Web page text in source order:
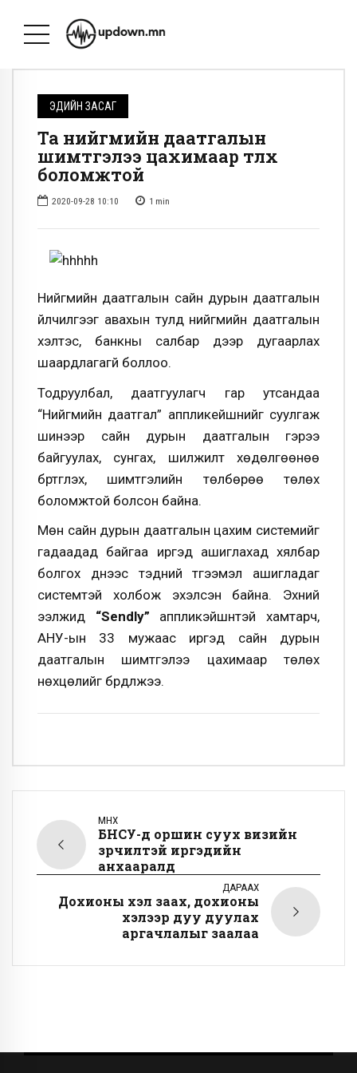
ЭДИЙН ЗАСАГ
Та нийгмийн даатгалын
шимтгэлээ цахимаар төлөх
боломжтой
2020-09-28 10:10 1 min
Нийгмийн даатгалын сайн дурын даатгалын
үйлчилгээг авахын тулд нийгмийн даатгалын
хэлтэс, банкны салбар дээр дугаарлах
шаардлагагүй боллоо.
Тодруулбал, даатгуулагч гар утсандаа
“Нийгмийн даатгал” аппликейшнийг суулгаж
шинээр сайн дурын даатгалын гэрээ
байгуулах, сунгах, шилжилт хөдөлгөөнөө
бүртгүүлэх, шимтгэлийн төлбөрөө төлөх
боломжтой болсон байна.
Мөн сайн дурын даатгалын цахим системийг
гадаадад байгаа иргэд ашиглахад хялбар
болгох үүднээс тэдний түгээмэл ашигладаг
системтэй холбож эхэлсэн байна. Эхний
ээлжид “Sendly” аппликэйшнтэй хамтарч,
АНУ-ын 33 мужаас иргэд сайн дурын
даатгалын шимтгэлээ цахимаар төлөх
нөхцөлийг бүрдүүлжээ.
ӨМНӨХ
БНСУ-д оршин суух визийн
зөрчилтэй иргэдийн
анхааралд
ДАРААХ
Дохионы хэл заах, дохионы
хэлээр дуу дуулах
аргачлалыг заалаа